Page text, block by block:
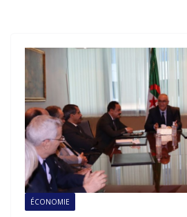
ÉCONOMIE